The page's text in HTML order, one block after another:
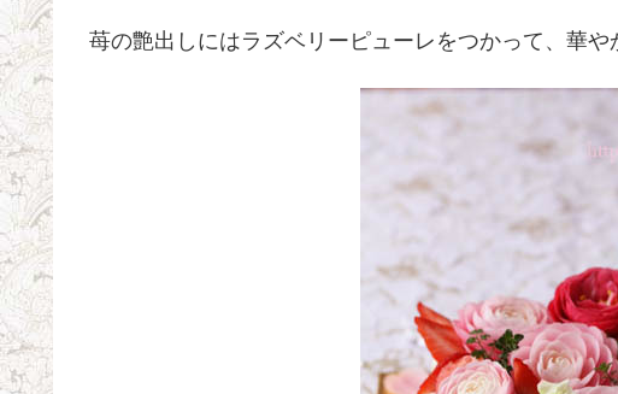
苺の艶出しにはラズベリーピューレをつかって、華や